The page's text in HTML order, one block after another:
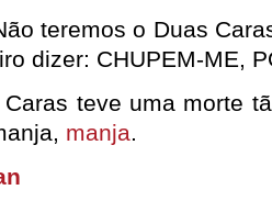
teremos o Duas
dizer: CHUPEM-ME,
teve uma morte
manja.